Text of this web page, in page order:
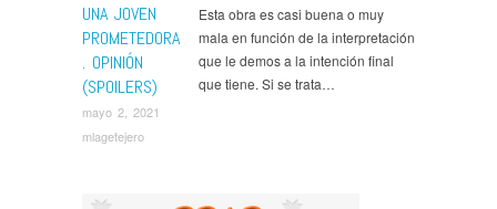
UNA JOVEN
PROMETEDORA
. OPINIÓN
(SPOILERS)
mayo 2, 2021
mlagetejero
Esta obra es casi buena o muy
mala en función de la interpretación
que le demos a la intención final
que tiene. Si se trata…